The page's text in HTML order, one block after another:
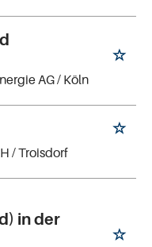
AG/ Köln
/ Troisdorf
in der